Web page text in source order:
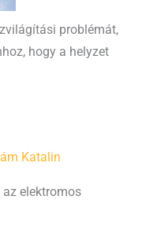
problémát,
hogy a helyzet
Katalin
elektromos